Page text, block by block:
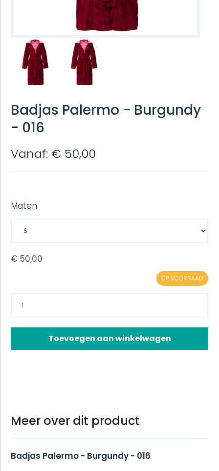
Badjas Palermo - Burgundy
- 016
Vanaf: € 50,00
Maten
OP VOORRAAD
Toevoegen aan winkelwagen
Meer over dit product
Badjas Palermo - Burgundy - 016